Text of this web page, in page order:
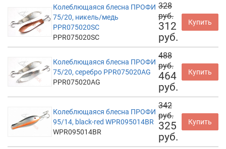
Колеблющаяся блесна ПРОФИ
75/20, никель/медь
PPR075020SC
PPR075020SC
328
руб.
312
руб.
Купить
Колеблющаяся блесна ПРОФИ
75/20, серебро PPR075020AG
PPR075020AG
488
руб.
464
руб.
Купить
Колеблющаяся блесна ПРОФИ
95/14, black-red WPR095014BR
WPR095014BR
342
руб.
325
руб.
Купить